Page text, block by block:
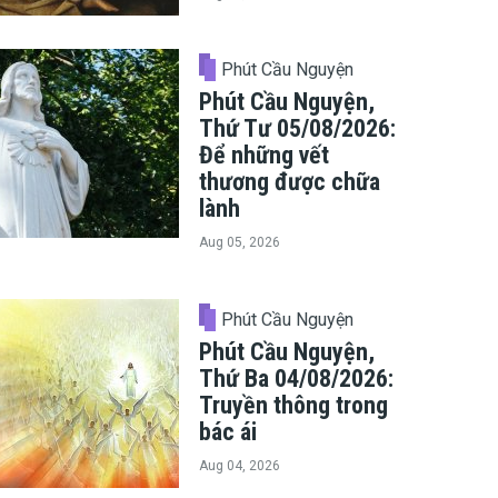
Phút Cầu Nguyện
Phút Cầu Nguyện,
Thứ Tư 05/08/2026:
Để những vết
thương được chữa
lành
Aug 05, 2026
Phút Cầu Nguyện
Phút Cầu Nguyện,
Thứ Ba 04/08/2026:
Truyền thông trong
bác ái
Aug 04, 2026